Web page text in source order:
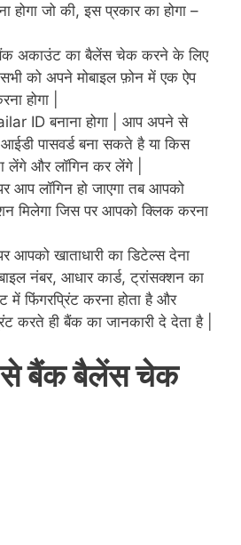
होगा जो की, इस प्रकार का होगा –
अकाउंट का बैलेंस चेक करने के लिए
को अपने मोबाइल फ़ोन में एक ऐप
होगा |
ID बनाना होगा | आप अपने से
पासवर्ड बना सकते है या किस
लेंगे और लॉगिन कर लेंगे |
आप लॉगिन हो जाएगा तब आपको
मिलेगा जिस पर आपको क्लिक करना
आपको खाताधारी का डिटेल्स देना
नंबर, आधार कार्ड, ट्रांसक्शन का
में फिंगरप्रिंट करना होता है और
करते ही बैंक का जानकारी दे देता है |
से बैंक बैलेंस चेक